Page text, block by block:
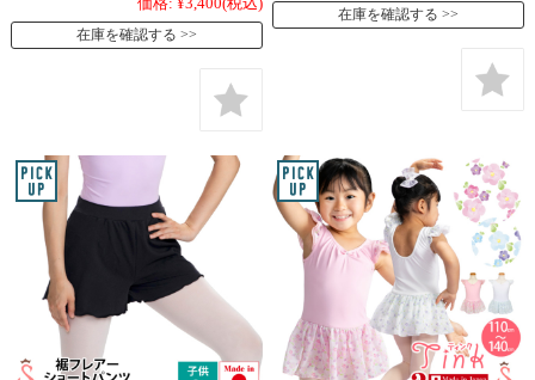
在庫を確認する
在庫を確認する